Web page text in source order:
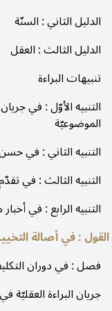
الدليل الثاني : السنّة
الدليل الثالث : العقل
تنبيهات البراءة
التنبيه الأوّل : في
الموضوعيّة
التنبيه الثاني : في
التنبيه الثالث : في
التنبيه الرابع : في
القول : في أصالة
فصل : في دوران
جريان البراءة العقليّة
هو حكم عقل
يوجب الإذن في
من أنّ الدليل
ضروريا كان أو
مقيّدا بغير صورة
فلا يصحّ
التمسّك بالعامّ في